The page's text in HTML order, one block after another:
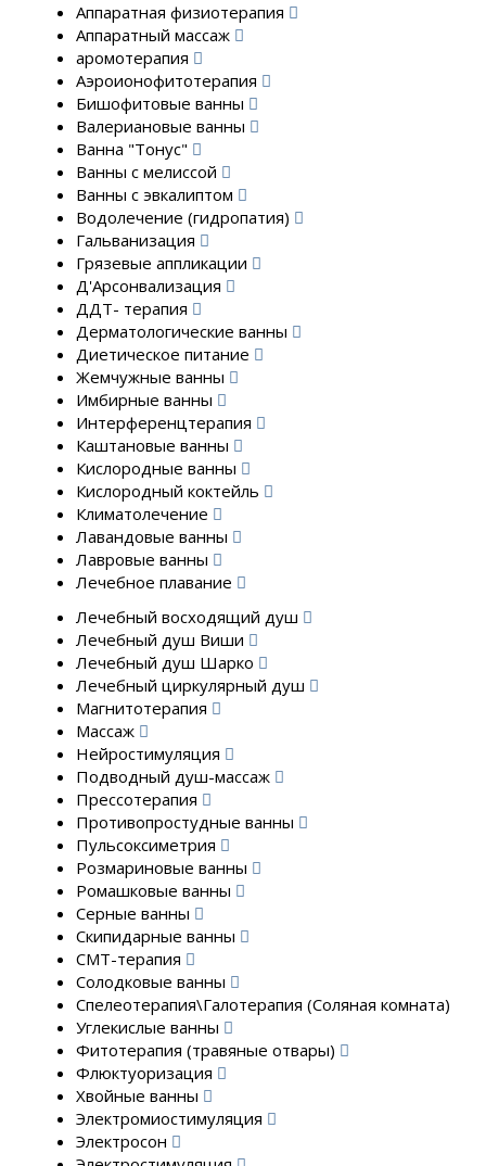
Аппаратная физиотерапия
Аппаратный массаж
аромотерапия
Аэроионофитотерапия
Бишофитовые ванны
Валериановые ванны
Ванна "Тонус"
Ванны с мелиссой
Ванны с эвкалиптом
Водолечение (гидропатия)
Гальванизация
Грязевые аппликации
Д'Арсонвализация
ДДТ- терапия
Дерматологические ванны
Диетическое питание
Жемчужные ванны
Имбирные ванны
Интерференцтерапия
Каштановые ванны
Кислородные ванны
Кислородный коктейль
Климатолечение
Лавандовые ванны
Лавровые ванны
Лечебное плавание
Лечебный восходящий душ
Лечебный душ Виши
Лечебный душ Шарко
Лечебный циркулярный душ
Магнитотерапия
Массаж
Нейростимуляция
Подводный душ-массаж
Прессотерапия
Противопростудные ванны
Пульсоксиметрия
Розмариновые ванны
Ромашковые ванны
Серные ванны
Скипидарные ванны
СМТ-терапия
Солодковые ванны
Спелеотерапия\Галотерапия (Соляная комната)
Углекислые ванны
Фитотерапия (травяные отвары)
Флюктуоризация
Хвойные ванны
Электромиостимуляция
Электросон